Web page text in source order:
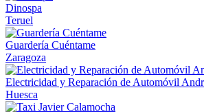
Dinospa
Teruel
Guardería Cuéntame
Zaragoza
Electricidad y Reparación de Automóvil
Huesca